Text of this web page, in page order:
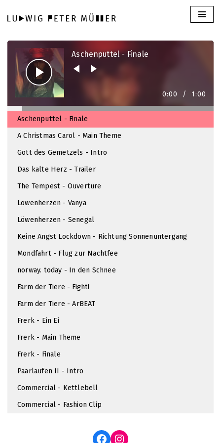
to
content
Audio
Aschenputtel - Finale
0:00 / 1:00
Aschenputtel - Finale
A Christmas Carol - Main Theme
Gott des Gemetzels - Intro
Das kalte Herz - Trailer
The Tempest - Ouverture
Löwenherzen - Vanya
Löwenherzen - Senegal
Keine Angst Lockdown - Richtung Sonnenuntergang
Mondfahrt - Flug zur Nachtfee
norway. today - In den Schnee
Farm der Tiere - Fight!
Farm der Tiere - ArBEAT
Frerk - Ein Ei
Frerk - Main Theme
Frerk - Finale
Paarlaufen II - Intro
Commercial - Kettlebell
Commercial - Fashion Clip